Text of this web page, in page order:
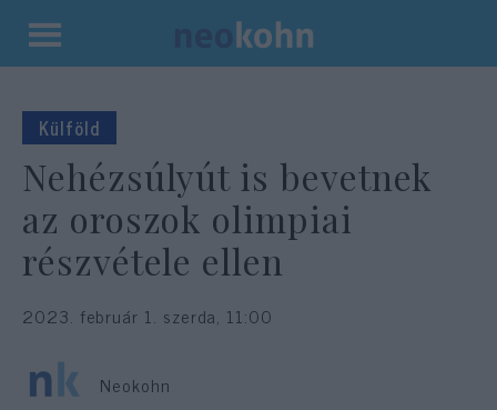
Kilépés
tartalomba
Külföld
Nehézsúlyút is bevetnek
az oroszok olimpiai
részvétele ellen
2023. február 1. szerda, 11:00
Neokohn